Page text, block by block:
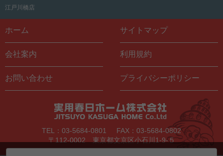
江戸川橋店
ホーム サイトマップ
会社案内 利用規約
お問い合わせ プライバシーポリシー
TEL：03-5684-0801
FAX：03-5684-0802
〒112-0002 東京都文京区小石川1-9-５